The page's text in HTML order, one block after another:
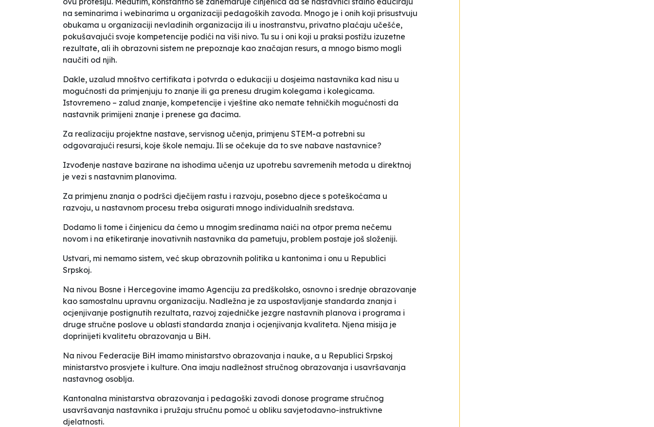
na seminarima i webinarima u organizaciji pedagoških zavoda. Mnogo je i onih koji prisustvuju
obukama u organizaciji nevladinih organizacija ili u inostranstvu, privatno plaćaju učešće,
pokušavajući svoje kompetencije podići na viši nivo. Tu su i oni koji u praksi postižu izuzetne
rezultate, ali ih obrazovni sistem ne prepoznaje kao značajan resurs, a mnogo bismo mogli
naučiti od njih.
Dakle, uzalud mnoštvo certifikata i potvrda o edukaciji u dosjeima nastavnika kad nisu u
mogućnosti da primjenjuju to znanje ili ga prenesu drugim kolegama i kolegicama.
Istovremeno – zalud znanje, kompetencije i vještine ako nemate tehničkih mogućnosti da
nastavnik primijeni znanje i prenese ga đacima.
Za realizaciju projektne nastave, servisnog učenja, primjenu STEM-a potrebni su
odgovarajući resursi, koje škole nemaju. Ili se očekuje da to sve nabave nastavnice?
Izvođenje nastave bazirane na ishodima učenja uz upotrebu savremenih metoda u direktnoj
je vezi s nastavnim planovima.
Za primjenu znanja o podršci dječijem rastu i razvoju, posebno djece s poteškoćama u
razvoju, u nastavnom procesu treba osigurati mnogo individualnih sredstava.
Dodamo li tome i činjenicu da ćemo u mnogim sredinama naići na otpor prema nečemu
novom i na etiketiranje inovativnih nastavnika da pametuju, problem postaje još složeniji.
Ustvari, mi nemamo sistem, već skup obrazovnih politika u kantonima i onu u Republici
Srpskoj.
Na nivou Bosne i Hercegovine imamo Agenciju za predškolsko, osnovno i srednje obrazovanje
kao samostalnu upravnu organizaciju. Nadležna je za uspostavljanje standarda znanja i
ocjenjivanje postignutih rezultata, razvoj zajedničke jezgre nastavnih planova i programa i
druge stručne poslove u oblasti standarda znanja i ocjenjivanja kvaliteta. Njena misija je
doprinijeti kvalitetu obrazovanja u BiH.
Na nivou Federacije BiH imamo ministarstvo obrazovanja i nauke, a u Republici Srpskoj
ministarstvo prosvjete i kulture. Ona imaju nadležnost stručnog obrazovanja i usavršavanja
nastavnog osoblja.
Kantonalna ministarstva obrazovanja i pedagoški zavodi donose programe stručnog
usavršavanja nastavnika i pružaju stručnu pomoć u obliku savjetodavno-instruktivne
djelatnosti.